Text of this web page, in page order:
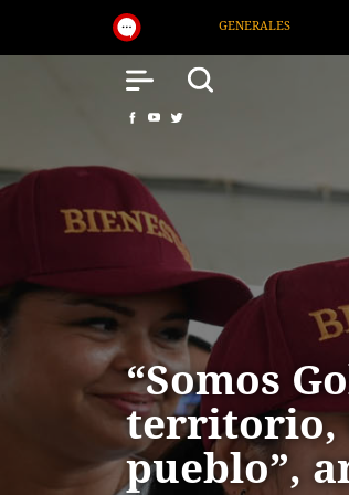
DESTACADOS
“Somos
territorio,
pueblo”,